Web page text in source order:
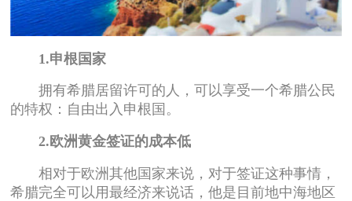
1.申根国家
拥有希腊居留许可的人，可以享受一个希腊公民
的特权：自由出入申根国。
2.欧洲黄金签证的成本低
相对于欧洲其他国家来说，对于签证这种事情，
希腊完全可以用最经济来说话，他是目前地中海地区